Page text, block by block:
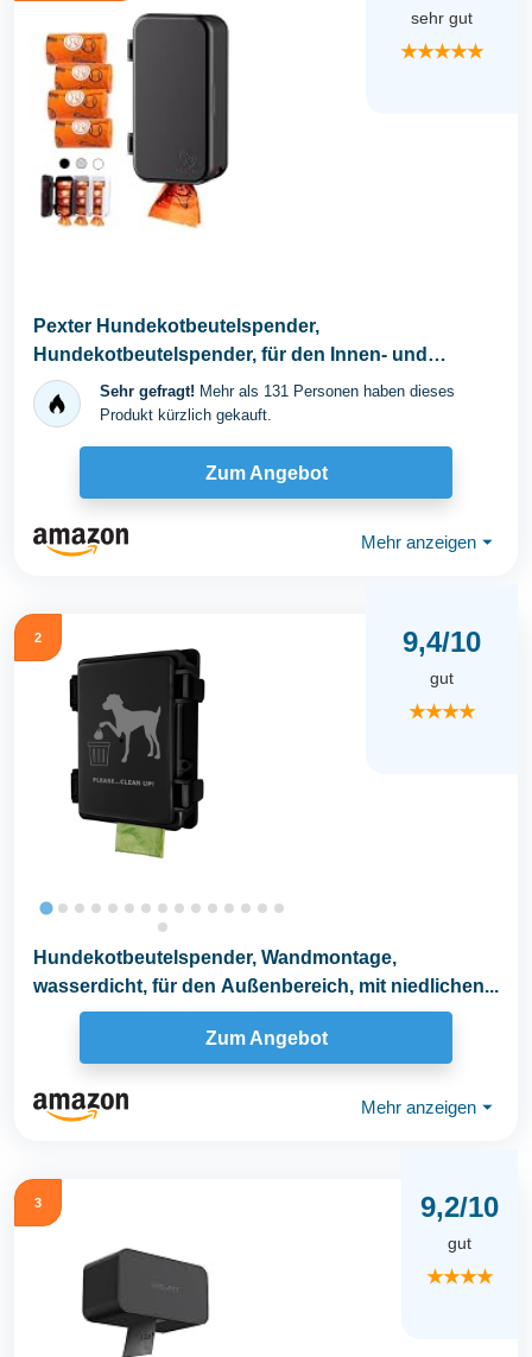
sehr gut
★★★★★
Pexter Hundekotbeutelspender,
Hundekotbeutelspender, für den Innen- und
Außenbereich, zum...
Sehr gefragt! Mehr als 131 Personen haben dieses
Produkt kürzlich gekauft.
Zum Angebot
Mehr anzeigen ⏷
2 9,4/10
gut
★★★★
Hundekotbeutelspender, Wandmontage,
wasserdicht, für den Außenbereich, mit niedlichen...
Zum Angebot
Mehr anzeigen ⏷
3 9,2/10
gut
★★★★